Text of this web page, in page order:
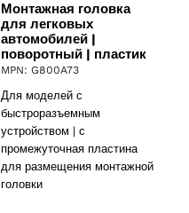
Монтажная головка
для легковых
автомобилей |
поворотный | пластик
MPN: G800A73
Для моделей с
быстроразъемным
устройством | с
промежуточная пластина
для размещения монтажной
головки